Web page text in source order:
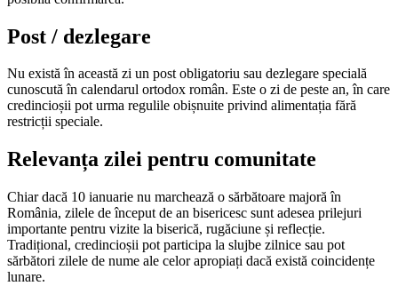
Post / dezlegare
Nu există în această zi un post obligatoriu sau dezlegare specială
cunoscută în calendarul ortodox român. Este o zi de peste an, în care
credincioșii pot urma regulile obișnuite privind alimentația fără
restricții speciale.
Relevanța zilei pentru comunitate
Chiar dacă 10 ianuarie nu marchează o sărbătoare majoră în
România, zilele de început de an bisericesc sunt adesea prilejuri
importante pentru vizite la biserică, rugăciune și reflecție.
Tradițional, credincioșii pot participa la slujbe zilnice sau pot
sărbători zilele de nume ale celor apropiați dacă există coincidențe
lunare.